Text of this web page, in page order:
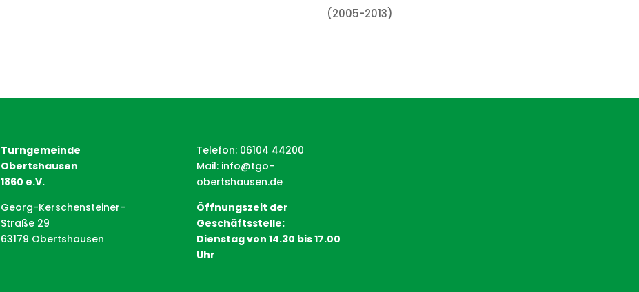
(2005-2013)
Turngemeinde
Obertshausen
1860 e.V.
Georg-Kerschensteiner-
Straße 29
63179 Obertshausen
Telefon: 06104 44200
Mail: info@tgo-
obertshausen.de
Öffnungszeit der
Geschäftsstelle:
Dienstag von 14.30 bis 17.00
Uhr